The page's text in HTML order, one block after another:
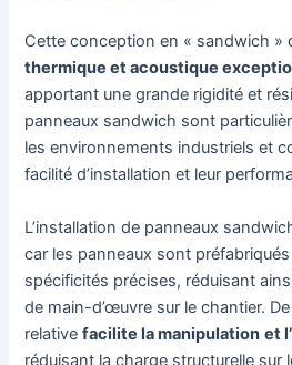
Cette conception en « sandwich »
thermique et acoustique
apportant une grande rigidité et
panneaux sandwich sont
les environnements industriels et
facilité d’installation et leur
L’installation de panneaux
car les panneaux sont
spécificités précises, réduisant
de main-d’œuvre sur le chantier.
relativefacilite la manipulation et
réduisant la charge structurelle sur